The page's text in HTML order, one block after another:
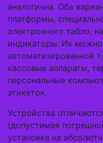
аналогична. Оба
платформы,
электронного табло,
индикаторы. Их
автоматизированной
кассовые аппараты,
персональные
этикеток.
Устройства
(допустимая
установке на